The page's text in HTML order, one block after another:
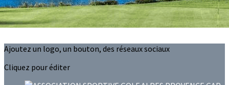
Ajoutez un logo, un bouton, des réseaux sociaux
Cliquez pour éditer